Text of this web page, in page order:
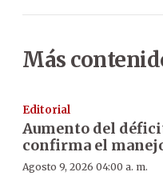
Más
Editorial
Aumento del
confirma el
Agosto 9, 2026 04:00 a. m.